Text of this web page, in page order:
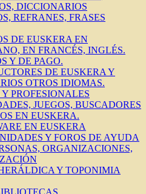
DICCIONARIOS
REFRANES, FRASES
DE EUSKERA EN
EN FRANCÉS, INGLÉS.
Y DE PAGO.
DE EUSKERA Y
OTROS IDIOMAS.
PROFESIONALES
JUEGOS, BUSCADORES
EN EUSKERA.
EN EUSKERA
Y FOROS DE AYUDA
ORGANIZACIONES,
Y TOPONIMIA